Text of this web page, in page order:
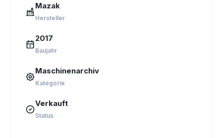
Mazak
Hersteller
2017
Baujahr
Maschinenarchiv
Kategorie
Verkauft
Status